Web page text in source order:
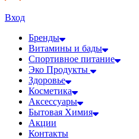
Вход
Бренды
Витамины и бады
Спортивное питание
Эко Продукты
Здоровье
Косметика
Аксессуары
Бытовая Химия
Акции
Контакты